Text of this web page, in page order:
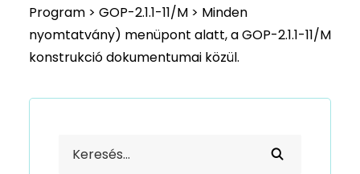
Program > GOP-2.1.1-11/M > Minden
nyomtatvány) menüpont alatt, a GOP-2.1.1-11/M
konstrukció dokumentumai közül.